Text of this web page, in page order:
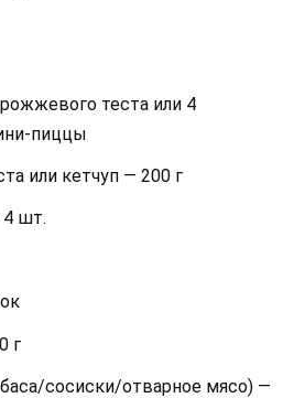
теста или 4
пиццы
или кетчуп ― 200 г
шт.
г
сосиски/отварное мясо) ―